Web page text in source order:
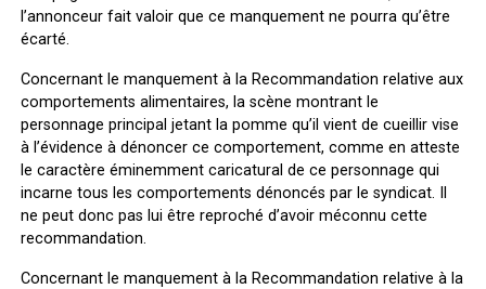
l’annonceur fait valoir que ce manquement ne pourra qu’être
écarté.
Concernant le manquement à la Recommandation relative aux
comportements alimentaires, la scène montrant le
personnage principal jetant la pomme qu’il vient de cueillir vise
à l’évidence à dénoncer ce comportement, comme en atteste
le caractère éminemment caricatural de ce personnage qui
incarne tous les comportements dénoncés par le syndicat. Il
ne peut donc pas lui être reproché d’avoir méconnu cette
recommandation.
Concernant le manquement à la Recommandation relative à la